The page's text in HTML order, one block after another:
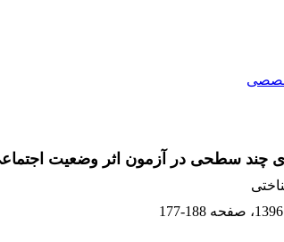
چند سطحی در آزمون اثر وضعیت
، صفحه 177-188